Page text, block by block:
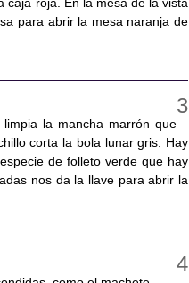
para abrir la mesa naranja de
la mancha marrón que
corta la bola lunar gris. Hay
de folleto verde que hay
nos da la llave para abrir la